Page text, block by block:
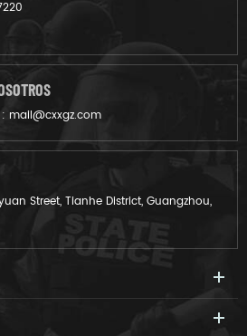
mail@cxxgz.com
Street, Tianhe District, Guangzhou,